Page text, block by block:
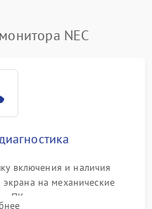
₽
₽ Подробнее →
₽
NEC
включения и наличия
на механические
ПК для оценки вывода